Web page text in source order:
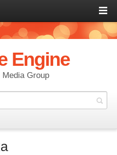
Engine
Media Group